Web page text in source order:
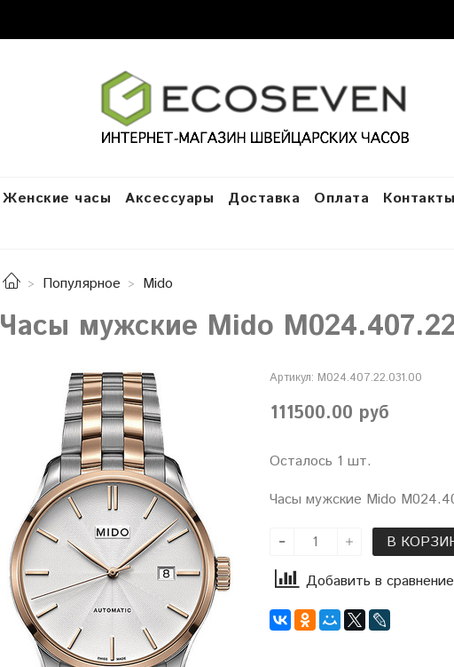
Женские часы Аксессуары Доставка Оплата
Контакты
Популярное Mido
Часы мужские Mido
Артикул: M024.407.22.031.00
111500.00 руб
Осталось 1 шт.
Часы мужские Mido
В
Добавить в сравнение